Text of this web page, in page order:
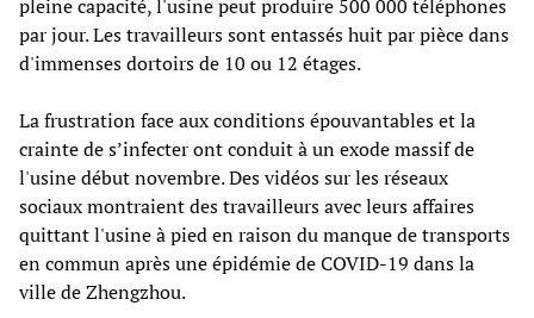
pleine capacité, l'usine peut produire 500 000 téléphones
par jour. Les travailleurs sont entassés huit par pièce dans
d'immenses dortoirs de 10 ou 12 étages.
La frustration face aux conditions épouvantables et la
crainte de s’infecter ont conduit à un exode massif de
l'usine début novembre. Des vidéos sur les réseaux
sociaux montraient des travailleurs avec leurs affaires
quittant l'usine à pied en raison du manque de transports
en commun après une épidémie de COVID-19 dans la
ville de Zhengzhou.